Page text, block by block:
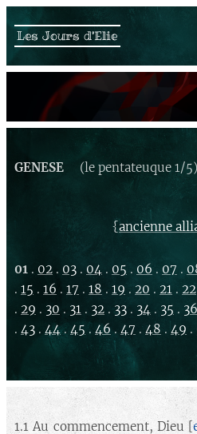
Les Jours d'Elie
GENESE (le pentateuque 1/5)
{ancienne
01 . 02 . 03 . 04 . 05 . 06 . 07 .
. 15 . 16 . 17 . 18 . 19 . 20 . 21 . 22
. 29 . 30 . 31 . 32 . 33 . 34 . 35 . 36
. 43 . 44. 45 . 46 . 47 . 48 . 49 .
1.1 Au commencement, Dieu [